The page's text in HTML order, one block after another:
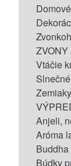
Vtáčie
Anjeli,
Aróma
Búdky